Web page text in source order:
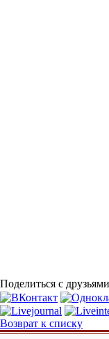
Поделиться с
Возврат к списку